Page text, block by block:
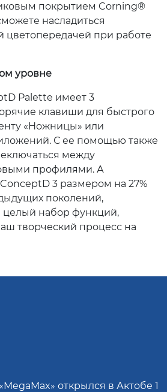
покрытием Corning®
насладиться
цветопередачей при работе
уровне
Palette имеет 3
клавиши для быстрого
«Ножницы» или
С ее помощью также
между
профилями. А
3 размером на 27%
поколений,
целый набор функций,
творческий процесс на
«MegaMax» открылся в Актобе 1